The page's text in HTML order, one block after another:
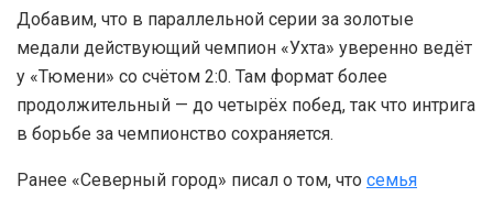
Добавим, что в параллельной серии за золотые
медали действующий чемпион «Ухта» уверенно ведёт
у «Тюмени» со счётом 2:0. Там формат более
продолжительный — до четырёх побед, так что интрига
в борьбе за чемпионство сохраняется.
Ранее «Северный город» писал о том, что семья